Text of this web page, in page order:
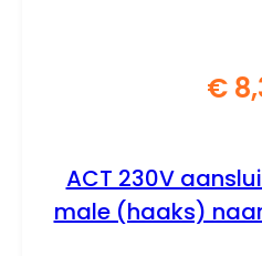
€
ACT 230V
male (haaks) naar